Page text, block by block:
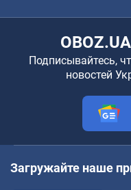
Подписывайтесь,
новостей
Загружайте наше